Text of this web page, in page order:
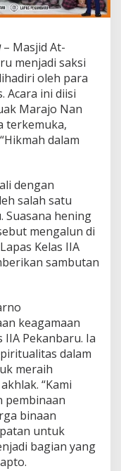
– Masjid At-
menjadi saksi
oleh para
Acara ini diisi
Marajo Nan
terkemuka,
dalam
dengan
salah satu
Suasana hening
mengalun di
Kelas IIA
sambutan
keagamaan
IIA Pekanbaru. Ia
dalam
meraih
“Kami
pembinaan
binaan
untuk
bagian yang